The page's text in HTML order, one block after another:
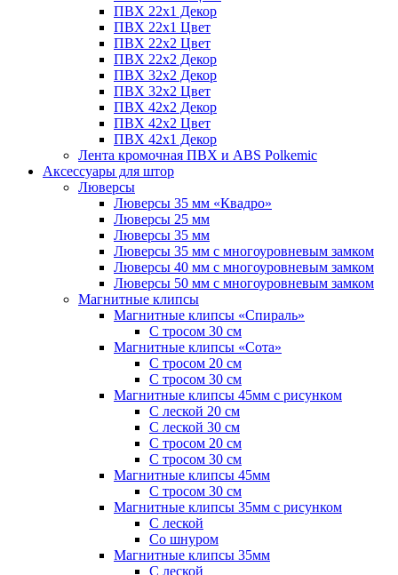
ПВХ 22x1 Декор
ПВХ 22x1 Цвет
ПВХ 22x2 Цвет
ПВХ 22x2 Декор
ПВХ 32x2 Декор
ПВХ 32x2 Цвет
ПВХ 42x2 Декор
ПВХ 42x2 Цвет
ПВХ 42x1 Декор
Лента кромочная ПВХ и ABS Polkemic
Аксессуары для штор
Люверсы
Люверсы 35 мм «Квадро»
Люверсы 25 мм
Люверсы 35 мм
Люверсы 35 мм с многоуровневым замком
Люверсы 40 мм с многоуровневым замком
Люверсы 50 мм с многоуровневым замком
Магнитные клипсы
Магнитные клипсы «Спираль»
С тросом 30 см
Магнитные клипсы «Сота»
С тросом 20 см
С тросом 30 см
Магнитные клипсы 45мм с рисунком
С леской 20 см
С леской 30 см
С тросом 20 см
С тросом 30 см
Магнитные клипсы 45мм
С тросом 30 см
Магнитные клипсы 35мм с рисунком
С леской
Со шнуром
Магнитные клипсы 35мм
С леской